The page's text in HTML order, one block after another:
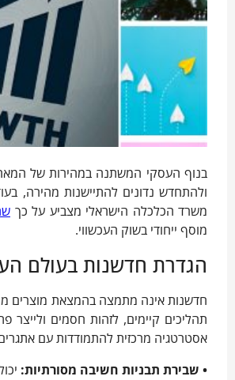
ולהתחדש נדונים להתיישנות מהירה,
משרד הכלכלה הישראלי מצביע על כך
מוסף ייחודי בשוק העכשווי.
הגדרת חדשנות בעולם
חדשנות אינה מתמצה בהמצאת מוצרים
אסטרטגיה מרכזית להתמודדות עם
• שבירת תבניות חשיבה מסורתיות: